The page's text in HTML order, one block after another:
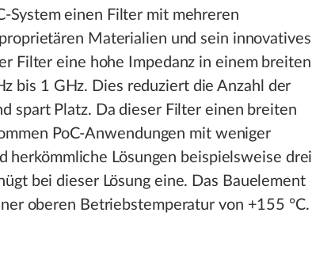
System einen Filter mit mehreren
Materialien und sein innovatives
Filter eine hohe Impedanz in einem breiten
bis 1 GHz. Dies reduziert die Anzahl der
spart Platz. Da dieser Filter einen breiten
PoC-Anwendungen mit weniger
herkömmliche Lösungen beispielsweise drei
bei dieser Lösung eine. Das Bauelement
oberen Betriebstemperatur von +155 °C.